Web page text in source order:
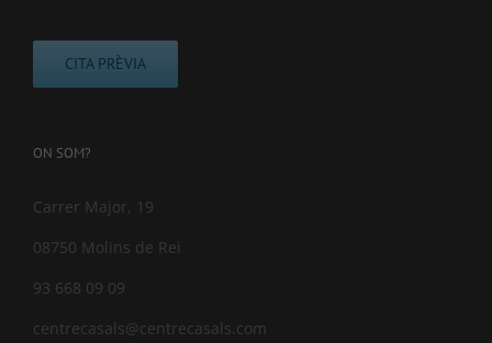
CITA PRÈVIA
ON SOM?
Carrer Major, 19
08750 Molins de Rei
93 668 09 09
centrecasals@centrecasals.com